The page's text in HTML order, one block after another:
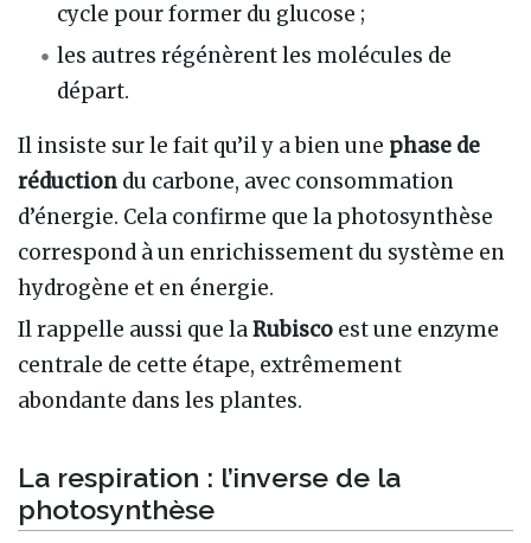
cycle pour former du glucose ;
les autres régénèrent les molécules de
départ.
Il insiste sur le fait qu’il y a bien une phase de
réduction du carbone, avec consommation
d’énergie. Cela confirme que la photosynthèse
correspond à un enrichissement du système en
hydrogène et en énergie.
Il rappelle aussi que laRubisco est une enzyme
centrale de cette étape, extrêmement
abondante dans les plantes.
La respiration : l’inverse de la
photosynthèse